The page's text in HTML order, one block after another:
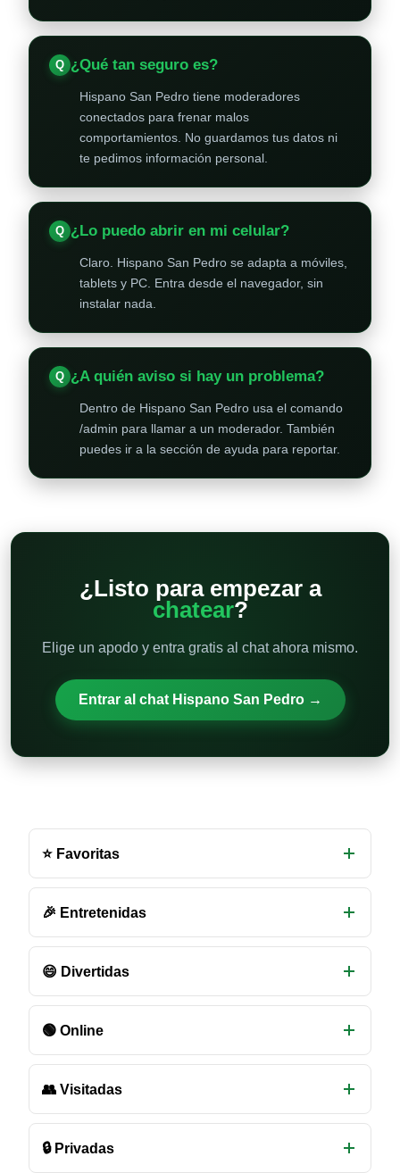
¿Qué tan seguro es?
Hispano San Pedro tiene moderadores
conectados para frenar malos
comportamientos. No guardamos tus datos ni
te pedimos información personal.
¿Lo puedo abrir en mi celular?
Claro. Hispano San Pedro se adapta a móviles,
tablets y PC. Entra desde el navegador, sin
instalar nada.
¿A quién aviso si hay un problema?
Dentro de Hispano San Pedro usa el comando
/admin para llamar a un moderador. También
puedes ir a la sección de ayuda para reportar.
¿Listo para empezar a
chatear?
Elige un apodo y entra gratis al chat ahora mismo.
Entrar al chat Hispano San Pedro →
de
chat
disponibles
⭐ Favoritas
🎉 Entretenidas
😄 Divertidas
🟢 Online
👥 Visitadas
🔒 Privadas